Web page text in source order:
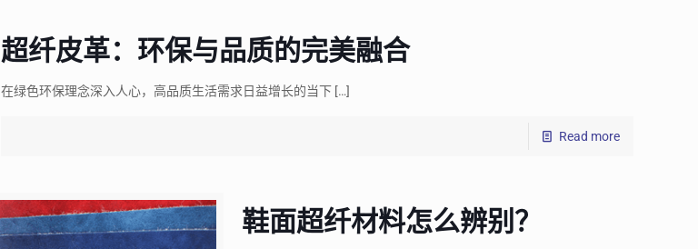
超纤皮革：环保与品质的完美融合
在绿色环保理念深入人心，高品质生活需求日益增长的当下[…]
Read more
鞋面超纤材料怎么辨别？